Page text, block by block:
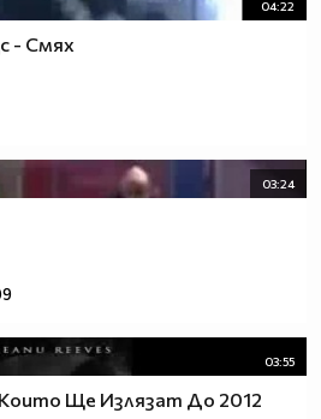
04:22
- Смях
03:24
03:55
Ще Излязат До 2012